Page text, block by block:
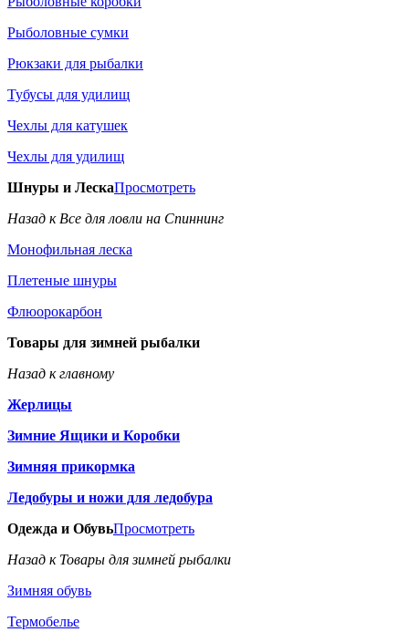
Рыболовные сумки
Рюкзаки для рыбалки
Тубусы для удилищ
Чехлы для катушек
Чехлы для удилищ
Шнуры и ЛескаПросмотреть
Назад к Все для ловли на Спиннинг
Монофильная леска
Плетеные шнуры
Флюорокарбон
Товары для зимней рыбалки
Назад к главному
Жерлицы
Зимние Ящики и Коробки
Зимняя прикормка
Ледобуры и ножи для ледобура
Одежда и ОбувьПросмотреть
Назад к Товары для зимней рыбалки
Зимняя обувь
Термобелье